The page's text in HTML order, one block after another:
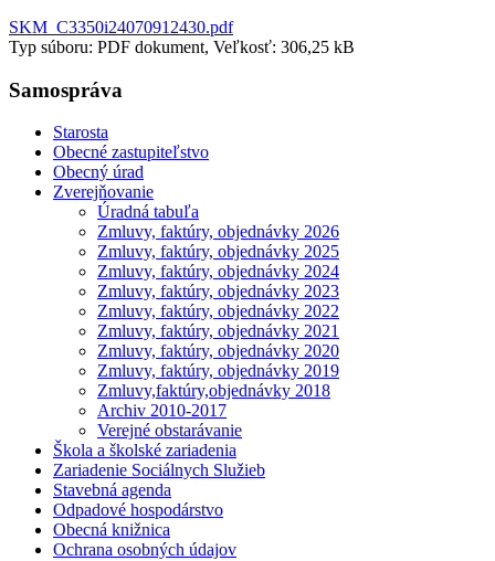
SKM_C3350i24070912430.pdf
Typ súboru: PDF dokument, Veľkosť: 306,25 kB
Samospráva
Starosta
Obecné zastupiteľstvo
Obecný úrad
Zverejňovanie
Úradná tabuľa
Zmluvy, faktúry, objednávky 2026
Zmluvy, faktúry, objednávky 2025
Zmluvy, faktúry, objednávky 2024
Zmluvy, faktúry, objednávky 2023
Zmluvy, faktúry, objednávky 2022
Zmluvy, faktúry, objednávky 2021
Zmluvy, faktúry, objednávky 2020
Zmluvy, faktúry, objednávky 2019
Zmluvy,faktúry,objednávky 2018
Archiv 2010-2017
Verejné obstarávanie
Škola a školské zariadenia
Zariadenie Sociálnych Služieb
Stavebná agenda
Odpadové hospodárstvo
Obecná knižnica
Ochrana osobných údajov